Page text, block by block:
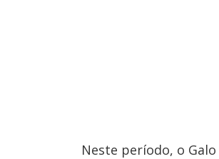
Neste período, o